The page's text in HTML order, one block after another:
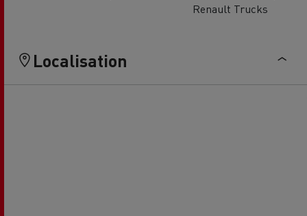
Renault Trucks
Localisation